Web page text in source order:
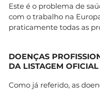
Este é o problema de
com o trabalho na
praticamente todas as
DOENÇAS
DA LISTAGEM OFICIAL
Como já referido, as